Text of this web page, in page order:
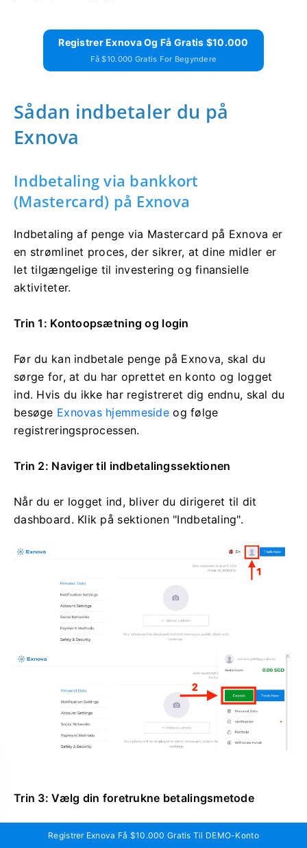
Registrer Exnova Og Få Gratis $10.000
Få $10.000 Gratis For Begyndere
Sådan indbetaler du på
Exnova
Indbetaling via bankkort
(Mastercard) på Exnova
Indbetaling af penge via Mastercard på Exnova er
en strømlinet proces, der sikrer, at dine midler er
let tilgængelige til investering og finansielle
aktiviteter.
Trin 1: Kontoopsætning og login
Før du kan indbetale penge på Exnova, skal du
sørge for, at du har oprettet en konto og logget
ind. Hvis du ikke har registreret dig endnu, skal du
besøge Exnovas hjemmeside og følge
registreringsprocessen.
Trin 2: Naviger til indbetalingssektionen
Når du er logget ind, bliver du dirigeret til dit
dashboard. Klik på sektionen "Indbetaling".
Trin 3: Vælg din foretrukne betalingsmetode
Exnova tilbyder en række forskellige
Registrer Exnova Få $10.000 Gratis Til DEMO-Konto